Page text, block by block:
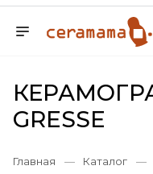
GRESSE
Главная — Каталог —